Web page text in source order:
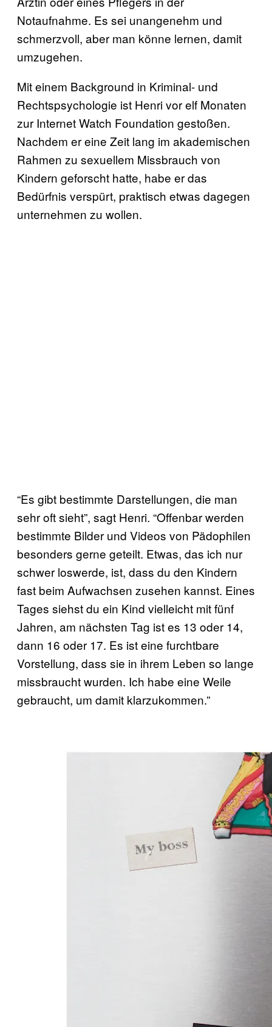
Notaufnahme. Es sei unangenehm und
schmerzvoll, aber man könne lernen, damit
umzugehen.
Mit einem Background in Kriminal- und
Rechtspsychologie ist Henri vor elf Monaten
zur Internet Watch Foundation gestoßen.
Nachdem er eine Zeit lang im akademischen
Rahmen zu sexuellem Missbrauch von
Kindern geforscht hatte, habe er das
Bedürfnis verspürt, praktisch etwas dagegen
unternehmen zu wollen.
“Es gibt bestimmte Darstellungen, die man
sehr oft sieht”, sagt Henri. “Offenbar werden
bestimmte Bilder und Videos von Pädophilen
besonders gerne geteilt. Etwas, das ich nur
schwer loswerde, ist, dass du den Kindern
fast beim Aufwachsen zusehen kannst. Eines
Tages siehst du ein Kind vielleicht mit fünf
Jahren, am nächsten Tag ist es 13 oder 14,
dann 16 oder 17. Es ist eine furchtbare
Vorstellung, dass sie in ihrem Leben so lange
missbraucht wurden. Ich habe eine Weile
gebraucht, um damit klarzukommen.”